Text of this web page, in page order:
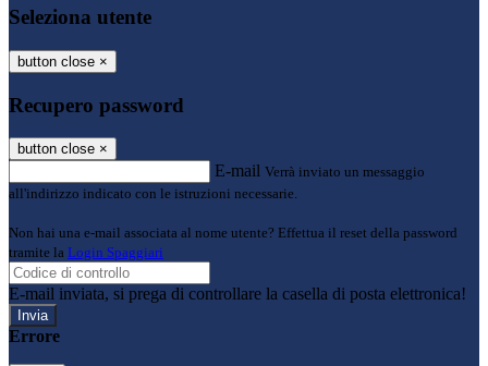
Seleziona utente
button close ×
Recupero password
button close ×
E-mail Verrà inviato un messaggio
all'indirizzo indicato con le istruzioni necessarie.
Non hai una e-mail associata al nome utente? Effettua il reset della password
tramite la Login Spaggiari
E-mail inviata, si prega di controllare la casella di posta elettronica!
Errore